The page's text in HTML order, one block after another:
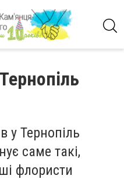
у Тернопіль
саме такі,
флористи